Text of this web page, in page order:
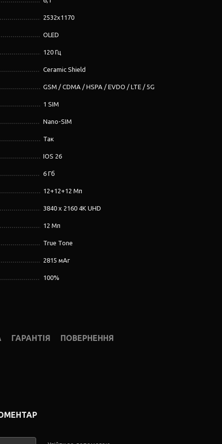
2532x1170
OLED
120 Гц
Ceramic Shield
GSM / CDMA / HSPA / EVDO / LTE / 5G
1 SIM
Nano-SIM
Так
IOS 26
6 Гб
12+12+12 Мп
3840 x 2160 4K UHD
12 Мп
True Tone
2815 мАг
100%
ГАРАНТІЯ ПОВЕРНЕННЯ